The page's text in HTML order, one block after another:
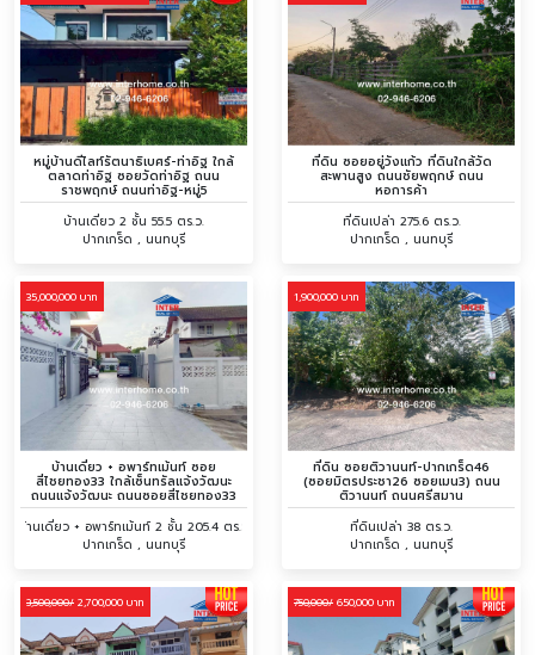
หมู่บ้านดีไลท์รัตนาธิเบศร์-ท่าอิฐ ใกล้
ตลาดท่าอิฐ ซอยวัดท่าอิฐ ถนน
ราชพฤกษ์ ถนนท่าอิฐ-หมู่5
บ้านเดี่ยว 2 ชั้น 55.5 ตร.ว.
ปากเกร็ด , นนทบุรี
ที่ดิน ซอยอยู่วังแก้ว ที่ดินใกล้วัด
สะพานสูง ถนนชัยพฤกษ์ ถนน
หอการค้า
ที่ดินเปล่า 275.6 ตร.ว.
ปากเกร็ด , นนทบุรี
35,000,000 บาท
บ้านเดี่ยว + อพาร์ทเม้นท์ ซอย
สี่ไชยทอง33 ใกล้เซ็นทรัลแจ้งวัฒนะ
ถนนแจ้งวัฒนะ ถนนซอยสี่ไชยทอง33
บ้านเดี่ยว + อพาร์ทเม้นท์ 2 ชั้น 205.4 ตร.ว.
ปากเกร็ด , นนทบุรี
1,900,000 บาท
ที่ดิน ซอยติวานนท์-ปากเกร็ด46
(ซอยมิตรประชา26 ซอยเมน3) ถนน
ติวานนท์ ถนนศรีสมาน
ที่ดินเปล่า 38 ตร.ว.
ปากเกร็ด , นนทบุรี
3,500,000/ 2,700,000 บาท 750,000/ 650,000 บาท